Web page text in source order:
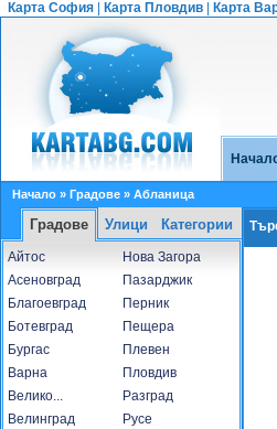
Карта София Карта Пловдив Карта
Начало » Градове » Абланица
Градове Улици Категории
Айтос
Асеновград
Благоевград
Ботевград
Бургас
Варна
Велико...
Велинград
Нова Загора
Пазарджик
Перник
Пещера
Плевен
Пловдив
Разград
Русе